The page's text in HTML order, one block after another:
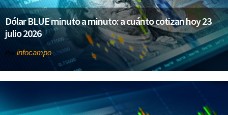
Dólar BLUE minuto a minuto: a cuánto cotizan hoy 23
julio 2026
Por infocampo